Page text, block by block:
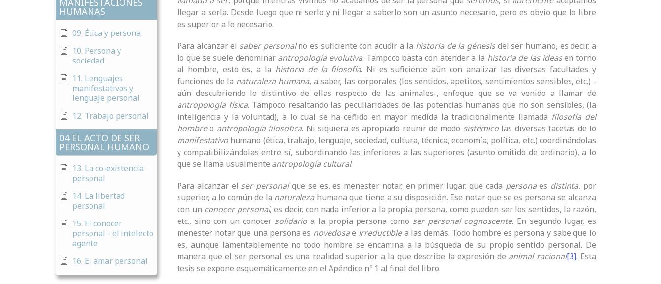
MANIFESTACIONES
HUMANAS
09. Ética y persona
10. Persona y
sociedad
11. Lenguajes
manifestativos y
lenguaje personal
12. Trabajo personal
04 EL ACTO DE SER
PERSONAL HUMANO
13. La co-existencia
personal
14. La libertad
personal
15. El conocer
personal - el intelecto
agente
16. El amar personal
llegar a serla. Desde luego que ni serlo y ni llegar a saberlo son un asunto necesario, pero es obvio que lo libre
es superior a lo necesario.
Para alcanzar el saber personalno es suficiente con acudir a la historia de la génesisdel ser humano, es decir, a
lo que se suele denominar antropología evolutiva. Tampoco basta con atender a la historia de las ideasen torno
al hombre, esto es, a la historia de la filosofía. Ni es suficiente aún con analizar las diversas facultades y
funciones de la naturaleza humana, a saber, las corporales (los sentidos, apetitos, sentimientos sensibles, etc.) -
aún descubriendo lo distintivo de ellas respecto de las animales-, enfoque que se va venido a llamar de
antropología física. Tampoco resaltando las peculiaridades de las potencias humanas que no son sensibles, (la
inteligencia y la voluntad), a lo cual se ha ceñido en mayor medida la tradicionalmente llamada filosofía del
hombreo antropología filosófica. Ni siquiera es apropiado reunir de modo sistémicolas diversas facetas de lo
manifestativo humano (ética, trabajo, lenguaje, sociedad, cultura, técnica, economía, política, etc.) coordinándolas
y compatibilizándolas entre sí, subordinando las inferiores a las superiores (asunto omitido de ordinario), a lo
que se llama usualmente antropología cultural.
Para alcanzar el ser personalque se es, es menester notar, en primer lugar, que cada personaes distinta, por
superior, a lo común de la naturalezahumana que tiene a su disposición. Ese notar que se es persona se alcanza
con un conocer personal, es decir, con nada inferior a la propia persona, como pueden ser los sentidos, la razón,
etc., sino con un conocer solidarioa la propia persona como ser personal cognoscente. En segundo lugar, es
menester notar que una persona es novedosae irreductiblea las demás. Todo hombre es persona y sabe que lo
es, aunque lamentablemente no todo hombre se encamina a la búsqueda de su propio sentido personal. De
manera que el ser personal es una realidad superior a la que describe la expresión de animal racional[3]. Esta
tesis se expone esquemáticamente en el Apéndice nº 1 al final del libro.